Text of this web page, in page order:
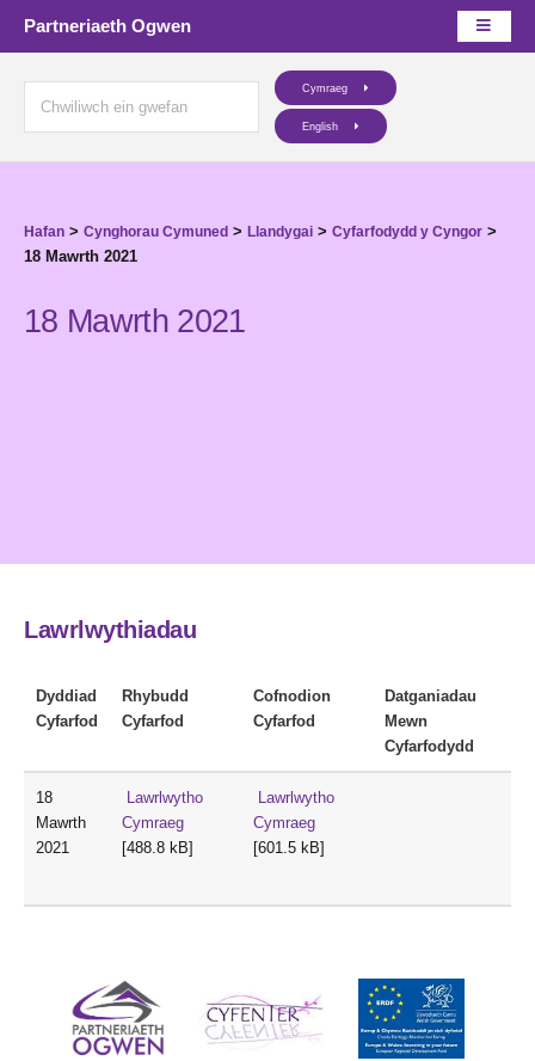
Partneriaeth Ogwen
Cymraeg
English
Hafan > Cynghorau Cymuned > Llandygai > Cyfarfodydd y Cyngor >
18 Mawrth 2021
18 Mawrth 2021
Lawrlwythiadau
Dyddiad
Cyfarfod
Rhybudd
Cyfarfod
Cofnodion
Cyfarfod
Datganiadau
Mewn
Cyfarfodydd
18
Mawrth
2021
Lawrlwytho
Cymraeg
[488.8 kB]
Lawrlwytho
Cymraeg
[601.5 kB]